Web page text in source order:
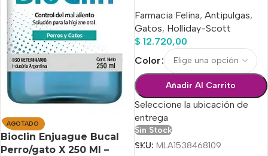
AGOTADO
Bioclin Enjuague Bucal
Perro/gato X 250 Ml –
Farmacia Felina, Antipulgas,
Gatos, Holliday-Scott
$ 12.720,00
Color
Añadir Al Carrito
Seleccione la ubicación de
entrega
Sin Stock
SKU: MLA1538468109